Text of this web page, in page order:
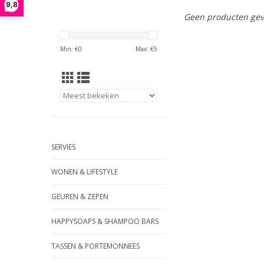
9,8
Min: €0 Max: €5
SERVIES
WONEN & LIFESTYLE
GEUREN & ZEPEN
HAPPYSOAPS & SHAMPOO BARS
TASSEN & PORTEMONNEES
Geen producten